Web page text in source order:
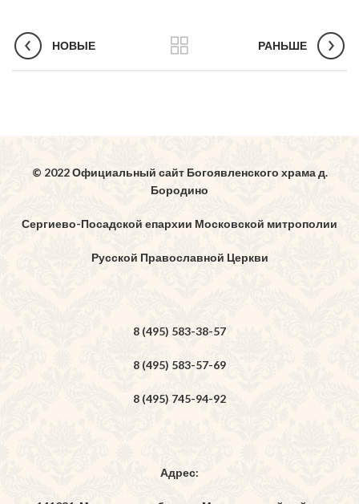
НОВЫЕ РАНЬШЕ
© 2022 Официальный сайт Богоявленского храма д.
Бородино
Сергиево-Посадской епархии Московской митрополии
Русской Православной Церкви
8 (495) 583-38-57
8 (495) 583-57-69
8 (495) 745-94-92
Адрес: